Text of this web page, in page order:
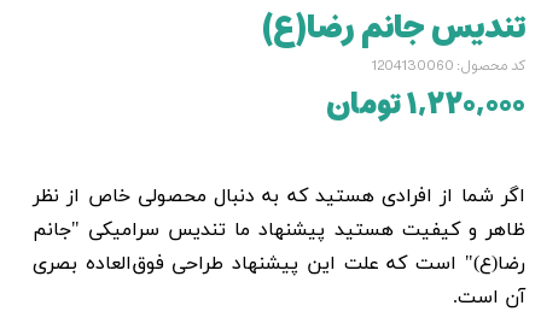
تندیس جانم رضا(ع)
کد محصول: 1204130060
۱,۲۲۰,۰۰۰ تومان
اگر شما از افرادی هستید که به دنبال محصولی خاص از نظر
ظاهر و کیفیت هستید پیشنهاد ما تندیس سرامیکی "جانم
رضا(ع)" است که علت این پیشنهاد طراحی فوق‌العاده بصری
آن است.